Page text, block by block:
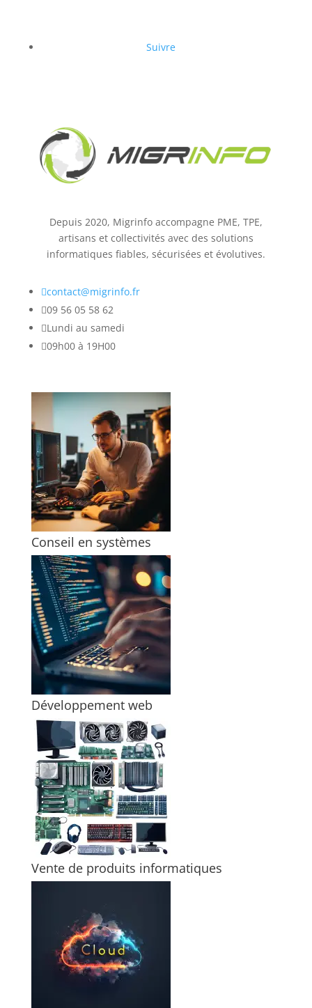
Suivre
Depuis 2020, Migrinfo accompagne PME, TPE,
artisans et collectivités avec des solutions
informatiques fiables, sécurisées et évolutives.
contact@migrinfo.fr
09 56 05 58 62
Lundi au samedi
09h00 à 19H00
Conseil en systèmes
Développement web
Vente de produits informatiques